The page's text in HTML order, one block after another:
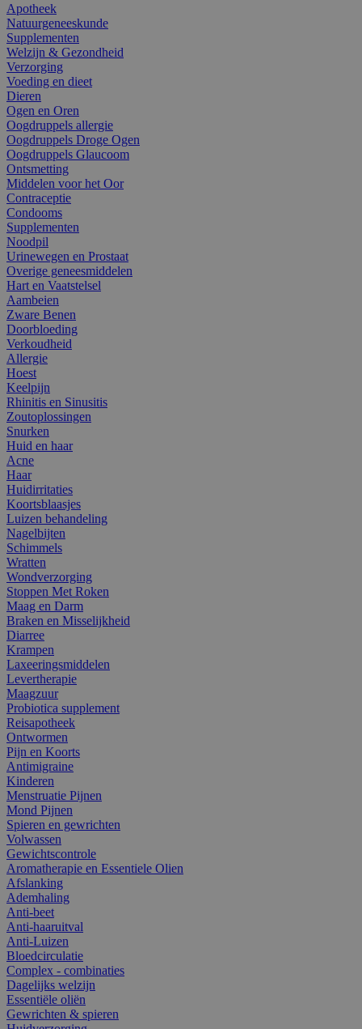
Apotheek
Natuurgeneeskunde
Supplementen
Welzijn & Gezondheid
Verzorging
Voeding en dieet
Dieren
Ogen en Oren
Oogdruppels allergie
Oogdruppels Droge Ogen
Oogdruppels Glaucoom
Ontsmetting
Middelen voor het Oor
Contraceptie
Condooms
Supplementen
Noodpil
Urinewegen en Prostaat
Overige geneesmiddelen
Hart en Vaatstelsel
Aambeien
Zware Benen
Doorbloeding
Verkoudheid
Allergie
Hoest
Keelpijn
Rhinitis en Sinusitis
Zoutoplossingen
Snurken
Huid en haar
Acne
Haar
Huidirritaties
Koortsblaasjes
Luizen behandeling
Nagelbijten
Schimmels
Wratten
Wondverzorging
Stoppen Met Roken
Maag en Darm
Braken en Misselijkheid
Diarree
Krampen
Laxeeringsmiddelen
Levertherapie
Maagzuur
Probiotica supplement
Reisapotheek
Ontwormen
Pijn en Koorts
Antimigraine
Kinderen
Menstruatie Pijnen
Mond Pijnen
Spieren en gewrichten
Volwassen
Gewichtscontrole
Aromatherapie en Essentiele Olien
Afslanking
Ademhaling
Anti-beet
Anti-haaruitval
Anti-Luizen
Bloedcirculatie
Complex - combinaties
Dagelijks welzijn
Essentiële oliën
Gewrichten & spieren